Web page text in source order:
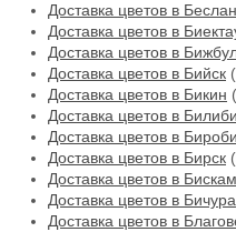
Доставка цветов в Беслан
Доставка цветов в
Доставка цветов в
Доставка цветов в Бийск
Доставка цветов в Бикин
Доставка цветов в
Доставка цветов в
Доставка цветов в Бирск
Доставка цветов в
Доставка цветов в Бичура
Доставка цветов в